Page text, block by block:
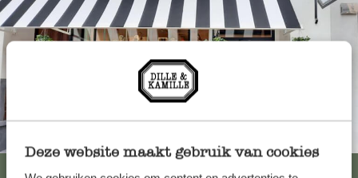
Deze website maakt gebruik van cookies